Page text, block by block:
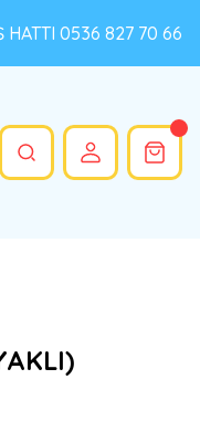
HATTI 0536 827 70 66